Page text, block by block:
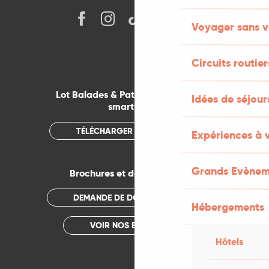
Voyager sans
Circuits
Idées de
Expériences à
Grands
Hébergements
Hôtels
Lot Balades & Patrimoines sur votre
smartphone
TÉLÉCHARGER L'APPLICATION
Brochures et documentations
DEMANDE DE DOCUMENTATION
VOIR NOS BROCHURES